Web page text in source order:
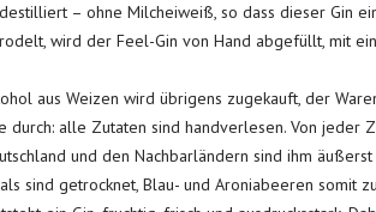
– ohne Milcheiweiß, so dass dieser Gin
wird der Feel-Gin von Hand abgefüllt, mit
aus Weizen wird übrigens zugekauft, der
durch: alle Zutaten sind handverlesen. Von jeder
und den Nachbarländern sind ihm
sind getrocknet, Blau- und Aroniabeeren somit